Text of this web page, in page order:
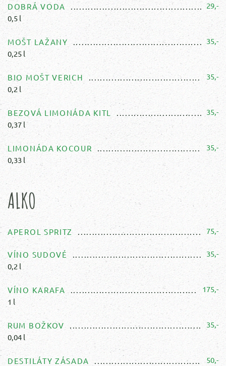
DOBRÁ VODA
29,-
0,5 l
MOŠT LAŽANY
35,-
0,25 l
BIO MOŠT VERICH
35,-
0,2 l
BEZOVÁ LIMONÁDA KITL
35,-
0,37 l
LIMONÁDA KOCOUR
35,-
0,33 l
ALKO
APEROL SPRITZ 75,-
VÍNO SUDOVÉ
35,-
0,2 l
VÍNO KARAFA
175,-
1 l
RUM BOŽKOV
35,-
0,04 l
DESTILÁTY ZÁSADA 50,-